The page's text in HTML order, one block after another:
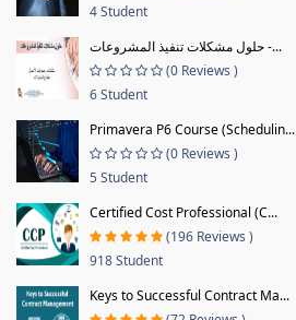
4 Student
حلول مشكلات تنفيذ المشروعات -...
(0 Reviews )
6 Student
Primavera P6 Course (Schedulin...
(0 Reviews )
5 Student
Certified Cost Professional (C...
(196 Reviews )
918 Student
Keys to Successful Contract Ma...